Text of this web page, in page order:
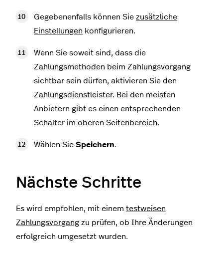
Gegebenenfalls können Sie zusätzliche
Einstellungen konfigurieren.
Wenn Sie soweit sind, dass die
Zahlungsmethoden beim Zahlungsvorgang
sichtbar sein dürfen, aktivieren Sie den
Zahlungsdienstleister. Bei den meisten
Anbietern gibt es einen entsprechenden
Schalter im oberen Seitenbereich.
Wählen Sie Speichern.
Nächste Schritte
Es wird empfohlen, mit einem testweisen
Zahlungsvorgang zu prüfen, ob Ihre Änderungen
erfolgreich umgesetzt wurden.